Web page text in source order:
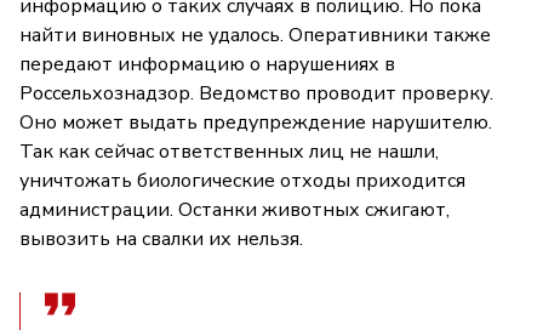
информацию о таких случаях в полицию. Но пока
найти виновных не удалось. Оперативники также
передают информацию о нарушениях в
Россельхознадзор. Ведомство проводит проверку.
Оно может выдать предупреждение нарушителю.
Так как сейчас ответственных лиц не нашли,
уничтожать биологические отходы приходится
администрации. Останки животных сжигают,
вывозить на свалки их нельзя.